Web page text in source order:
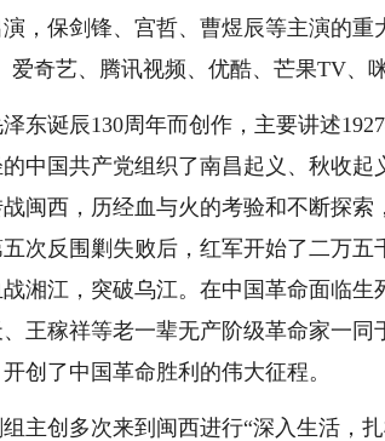
，保剑锋、宫哲、曹煜辰等主演的重
爱奇艺、腾讯视频、优酷、芒果TV、
诞辰130周年而创作，主要讲述1927
中国共产党组织了南昌起义、秋收
闽西，历经血与火的考验和不断探
次反围剿失败后，红军开始了二万
湘江，突破乌江。在中国革命面临
王稼祥等老一辈无产阶级革命家一同
创了中国革命胜利的伟大征程。
创多次来到闽西进行“深入生活，扎